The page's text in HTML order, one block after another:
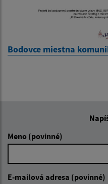
Bodovce miestna
Meno (povinné)
E-mailová adresa (povinné)